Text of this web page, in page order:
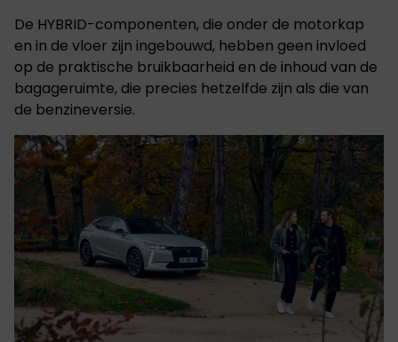
De HYBRID-componenten, die onder de motorkap
en in de vloer zijn ingebouwd, hebben geen invloed
op de praktische bruikbaarheid en de inhoud van de
bagageruimte, die precies hetzelfde zijn als die van
de benzineversie.